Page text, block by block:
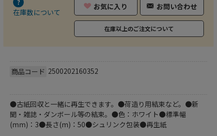
在庫数について
お気に入り お問い合わせ
在庫以上のご注文について
商品コード 2500202160352
●古紙回収と一緒に再生できます。●荷造り用結束など。●新
聞・雑誌・ダンボール等の結束。●色：ホワイト●標準幅
(mm)：3●長さ(m)：50●シュリンク包装●再生紙